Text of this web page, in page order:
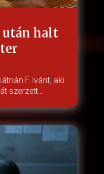
után halt
F. Ivánt, aki
szerzett…